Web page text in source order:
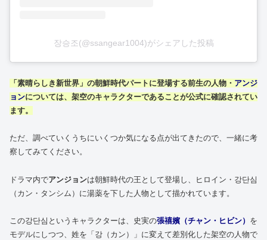
장승조(@ssangear1004)がシェアした投稿
「素晴らしき新世界」 の朝鮮時代パートに登場する前生の人物・ アンジ
ョンについては、架空のキャラクターであることが公式に確認されてい
ます。
ただ、調べていくうちにいくつか気になる点が出てきたので、一緒に考
察してみてください。
ドラマ内でアンジョンは朝鮮時代の王として登場し、ヒロイン・강단심
（カン・タンシム）に湯薬を下した人物として描かれています。
この강단심というキャラクターは、史実の張禧嬪（チャン・ヒビン） を
モデルにしつつ、姓を「강（カン）」に変えて差別化した架空の人物で